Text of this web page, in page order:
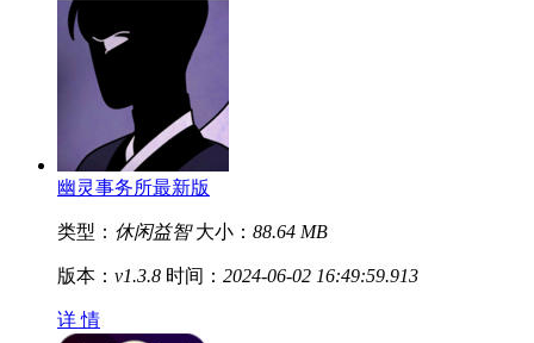
幽灵事务所最新版
类型： 休闲益智 大小： 88.64 MB
版本： v1.3.8 时间： 2024-06-02 16:49:59.913
详 情